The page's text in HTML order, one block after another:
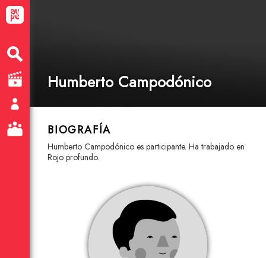
Humberto Campodónico
BIOGRAFÍA
Humberto Campodónico es participante. Ha trabajado en
Rojo profundo.